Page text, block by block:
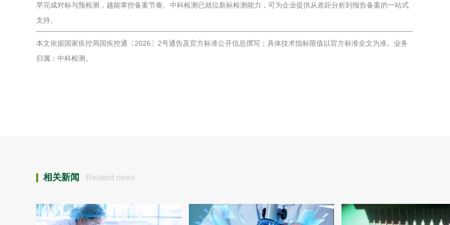
早完成对标与预检测，越能掌控备案节奏。中科检测已就位新标检测能力，可为企业提供从差距分析到报告备案的一站式
支持。
本文依据国家疾控局国疾控通〔2026〕2号通告及官方标准公开信息撰写；具体技术指标限值以官方标准全文为准。业务
归属：中科检测。
相关新闻 Related news